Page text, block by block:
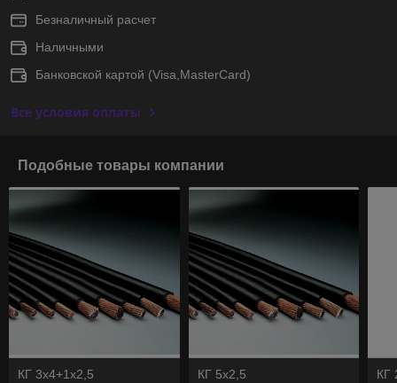
Безналичный расчет
Наличными
Банковской картой (Visa,MasterCard)
Все условия оплаты
Подобные товары компании
КГ 3х4+1х2,5 КГ 5х2,5 КГ